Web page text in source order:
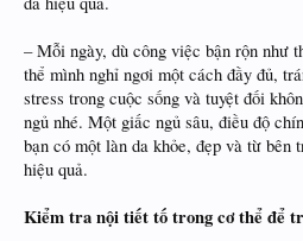
– Mỗi ngày, dù công việc bận rộn như
thể mình nghỉ ngơi một cách đầy đủ,
stress trong cuộc sống và tuyệt đối
ngủ nhé. Một giấc ngủ sâu, điều độ
bạn có một làn da khỏe, đẹp và từ bên
hiệu quả.
Kiểm tra nội tiết tố trong cơ thể để